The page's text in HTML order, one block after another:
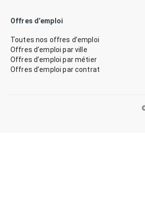
Offres d’emploi
Toutes nos offres d’emploi
Offres d’emploi par ville
Offres d’emploi par métier
Offres d’emploi par contrat